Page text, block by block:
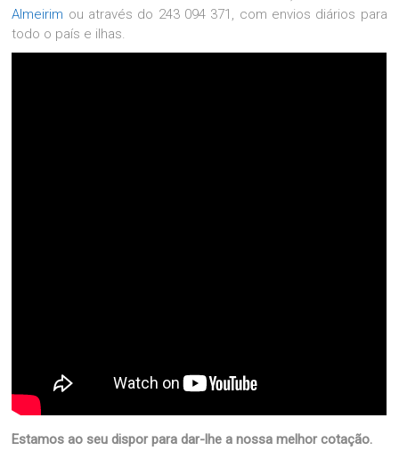
Almeirim ou através do 243 094 371, com envios diários para
todo o país e ilhas.
Estamos ao seu dispor para dar-lhe a nossa melhor cotação.